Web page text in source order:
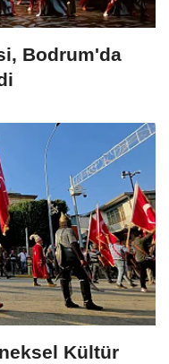
Bodrum'da
Kültür